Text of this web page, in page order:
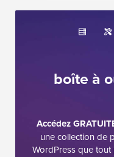
boîte à
Accédez
une collection de
WordPress que